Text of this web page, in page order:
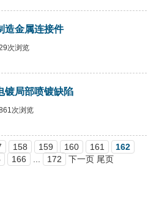
造金属连接件
次浏览
镀局部喷镀缺陷
次浏览
158 159 160 161
162
166 172 下一页 尾页